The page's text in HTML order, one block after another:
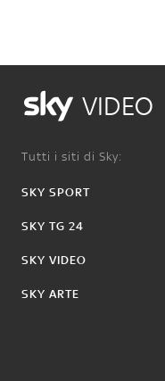
VIDEO
Tutti i siti di Sky:
SKY SPORT
SKY TG 24
SKY VIDEO
SKY ARTE